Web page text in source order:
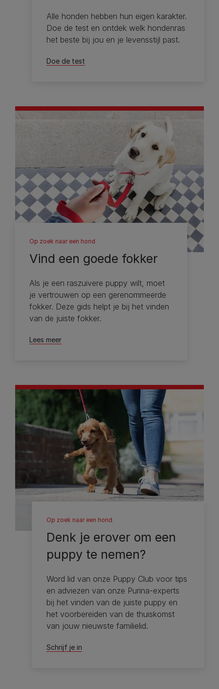
Alle honden hebben hun eigen karakter.
Doe de test en ontdek welk hondenras
het beste bij jou en je levensstijl past.
Doe de test
Op zoek naar een hond
Vind een goede fokker
Als je een raszuivere puppy wilt, moet
je vertrouwen op een gerenommeerde
fokker. Deze gids helpt je bij het vinden
van de juiste fokker.
Lees meer
Op zoek naar een hond
Denk je erover om een ​​
puppy te nemen?
Word lid van onze Puppy Club voor tips
en adviezen van onze Purina-experts
bij het vinden van de juiste puppy en
het voorbereiden van de thuiskomst
van jouw nieuwste familielid.
Schrijf je in